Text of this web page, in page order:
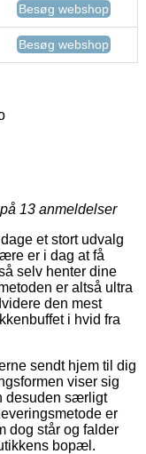
Besøg webshop
Besøg webshop
13 anmeldelser
et stort udvalg
er i dag at få
selv henter dine
er altså ultra
den mest
i hvid fra
sendt hjem til dig
viser sig
desuden særligt
er
dog står og falder
bopæl.